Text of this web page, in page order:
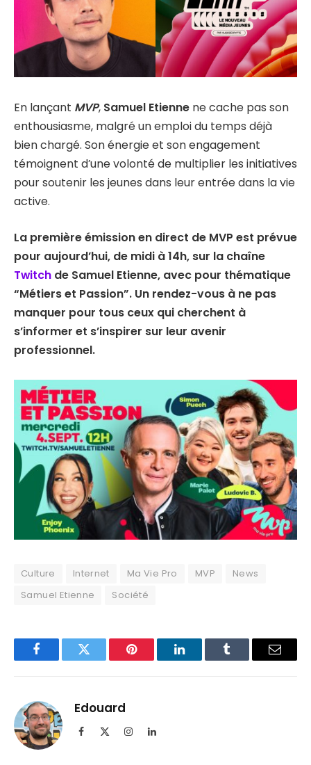
En lançant MVP, Samuel Etienne ne cache pas son
enthousiasme, malgré un emploi du temps déjà
bien chargé. Son énergie et son engagement
témoignent d’une volonté de multiplier les initiatives
pour soutenir les jeunes dans leur entrée dans la vie
active.
La première émission en direct de MVP est prévue
pour aujourd’hui, de midi à 14h, sur la chaîne
Twitch de Samuel Etienne, avec pour thématique
“Métiers et Passion”. Un rendez-vous à ne pas
manquer pour tous ceux qui cherchent à
s’informer et s’inspirer sur leur avenir
professionnel.
Culture Internet Ma Vie Pro MVP
News
Samuel Etienne
Société
FacebookTwitter Pinterest LinkedInTumblr Email
Edouard
Facebook InstagramLinkedIn